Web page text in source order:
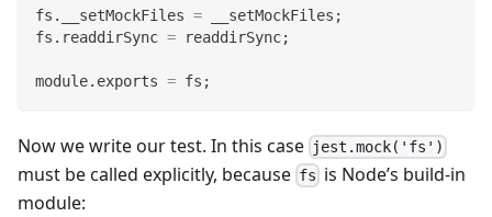
fs . __setMockFiles = __setMockFiles ;
fs . readdirSync = readdirSync;
module. exports = fs ;
Now we write our test. In this case jest.mock('fs')
must be called explicitly, because fs is Node’s build-in
module: